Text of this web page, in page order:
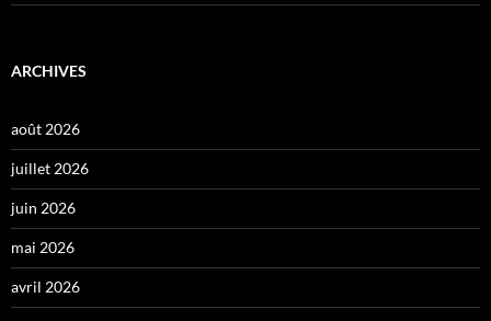
ARCHIVES
août 2026
juillet 2026
juin 2026
mai 2026
avril 2026